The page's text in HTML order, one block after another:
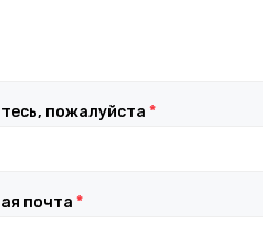
пожалуйста *
почта *